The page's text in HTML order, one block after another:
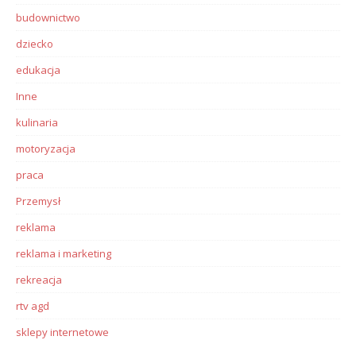
budownictwo
dziecko
edukacja
Inne
kulinaria
motoryzacja
praca
Przemysł
reklama
reklama i marketing
rekreacja
rtv agd
sklepy internetowe